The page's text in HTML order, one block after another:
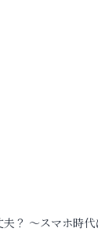
？ ～スマホ時